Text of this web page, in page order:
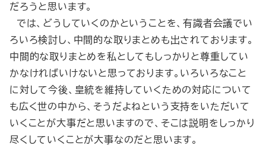
だろうと思います。
では、どうしていくのかということを、有識者会議でい
ろいろ検討し、中間的な取りまとめも出されております。
中間的な取りまとめを私としてもしっかりと尊重してい
かなければいけないと思っております。いろいろなこと
に対して今後、皇統を維持していくための対応について
も広く世の中から、そうだよねという支持をいただいて
いくことが大事だと思いますので、そこは説明をしっかり
尽くしていくことが大事なのだと思います。